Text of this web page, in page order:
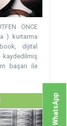
ÖNCE
) kurtarma
dijital
kaydedilmiş
başarı ile
WhatsApp